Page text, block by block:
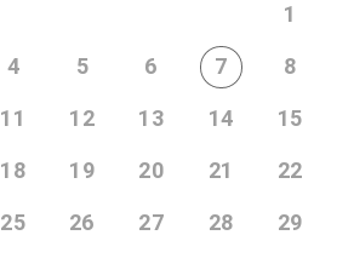
1
4 5 6 7 8
11 12 13 14 15
18 19 20 21 22
25 26 27 28 29